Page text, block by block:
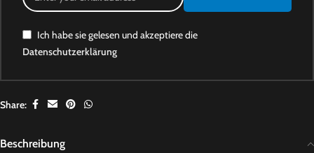
Ich habe sie gelesen und akzeptiere die
Datenschutzerklärung
Share:
Beschreibung